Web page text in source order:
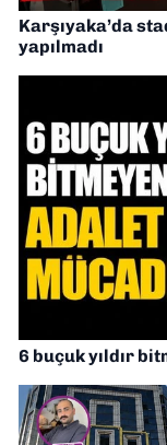
Karşıyaka’da
yapılmadı
6 buçuk yıldır